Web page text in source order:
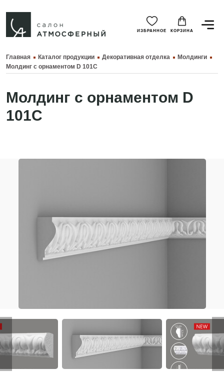
ИЗБРАННОЕ КОРЗИНА
Главная Каталог продукции Декоративная отделка
Молдинги
Молдинг с орнаментом D 101C
Молдинг с орнаментом D
101C